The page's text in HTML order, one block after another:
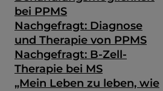
bei PPMS
Nachgefragt: Diagnose
und Therapie von PPMS
Nachgefragt: B-Zell-
Therapie bei MS
„Mein Leben zu leben, wie